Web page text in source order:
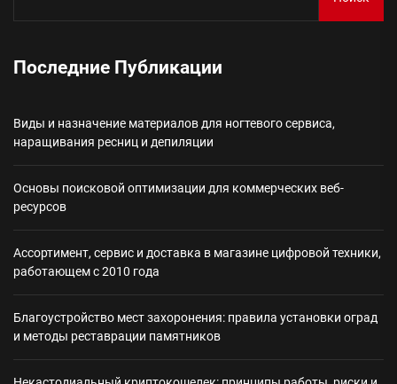
Последние Публикации
Виды и назначение материалов для ногтевого сервиса,
наращивания ресниц и депиляции
Основы поисковой оптимизации для коммерческих веб-
ресурсов
Ассортимент, сервис и доставка в магазине цифровой техники,
работающем с 2010 года
Благоустройство мест захоронения: правила установки оград
и методы реставрации памятников